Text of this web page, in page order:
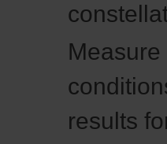
results